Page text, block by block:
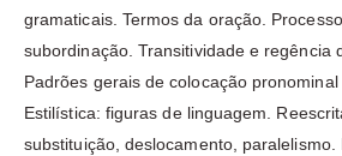
gramaticais. Termos da oração.
subordinação. Transitividade e regência
Padrões gerais de colocação pronominal
Estilística: figuras de linguagem.
substituição, deslocamento, paralelismo.